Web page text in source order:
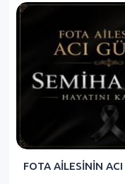
FOTA AİLESİNİN ACI